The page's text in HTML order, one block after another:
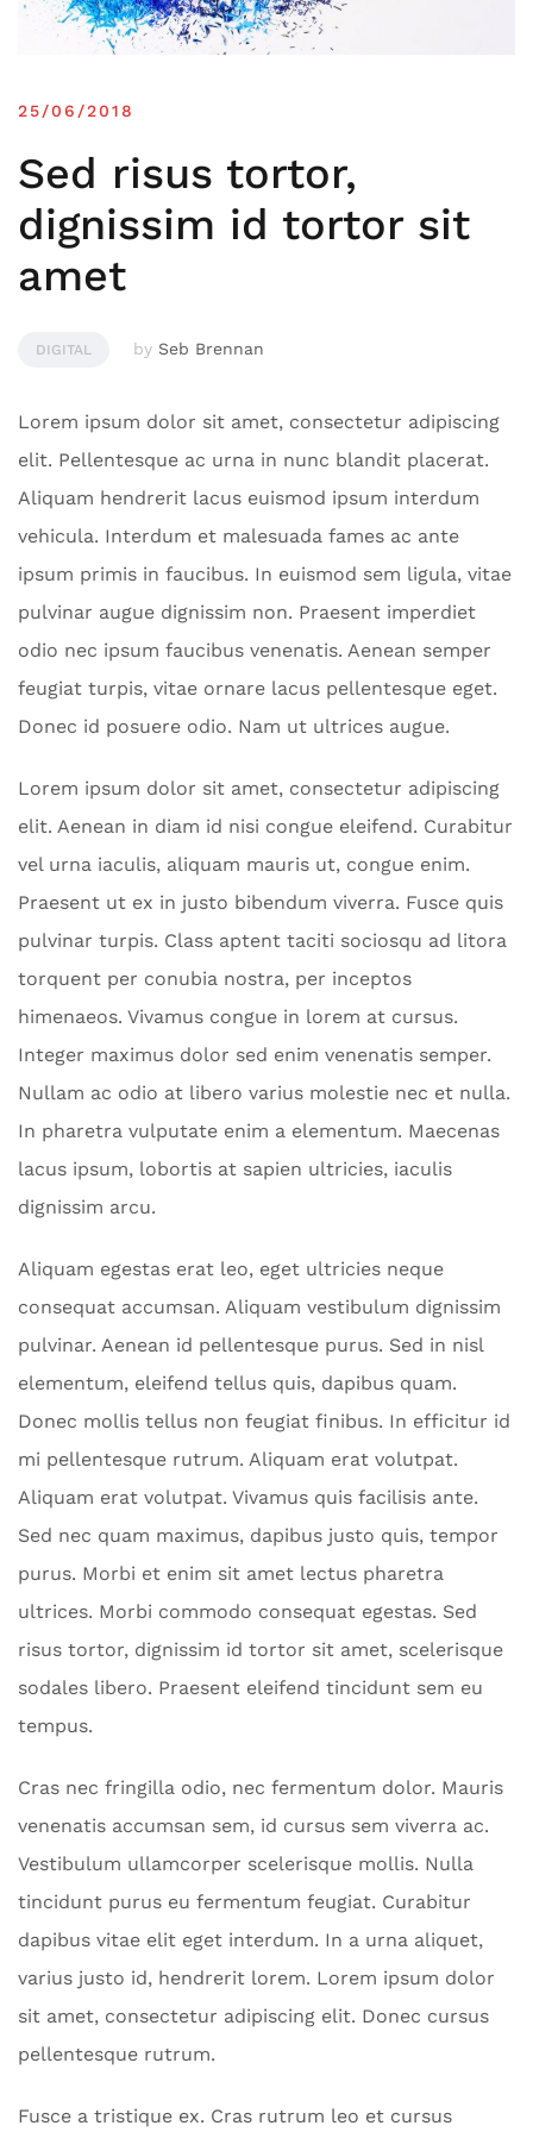
25/06/2018
Sed risus tortor,
dignissim id tortor sit
amet
DIGITAL by Seb Brennan
Lorem ipsum dolor sit amet, consectetur adipiscing
elit. Pellentesque ac urna in nunc blandit placerat.
Aliquam hendrerit lacus euismod ipsum interdum
vehicula. Interdum et malesuada fames ac ante
ipsum primis in faucibus. In euismod sem ligula, vitae
pulvinar augue dignissim non. Praesent imperdiet
odio nec ipsum faucibus venenatis. Aenean semper
feugiat turpis, vitae ornare lacus pellentesque eget.
Donec id posuere odio. Nam ut ultrices augue.
Lorem ipsum dolor sit amet, consectetur adipiscing
elit. Aenean in diam id nisi congue eleifend. Curabitur
vel urna iaculis, aliquam mauris ut, congue enim.
Praesent ut ex in justo bibendum viverra. Fusce quis
pulvinar turpis. Class aptent taciti sociosqu ad litora
torquent per conubia nostra, per inceptos
himenaeos. Vivamus congue in lorem at cursus.
Integer maximus dolor sed enim venenatis semper.
Nullam ac odio at libero varius molestie nec et nulla.
In pharetra vulputate enim a elementum. Maecenas
lacus ipsum, lobortis at sapien ultricies, iaculis
dignissim arcu.
Aliquam egestas erat leo, eget ultricies neque
consequat accumsan. Aliquam vestibulum dignissim
pulvinar. Aenean id pellentesque purus. Sed in nisl
elementum, eleifend tellus quis, dapibus quam.
Donec mollis tellus non feugiat finibus. In efficitur id
mi pellentesque rutrum. Aliquam erat volutpat.
Aliquam erat volutpat. Vivamus quis facilisis ante.
Sed nec quam maximus, dapibus justo quis, tempor
purus. Morbi et enim sit amet lectus pharetra
ultrices. Morbi commodo consequat egestas. Sed
risus tortor, dignissim id tortor sit amet, scelerisque
sodales libero. Praesent eleifend tincidunt sem eu
tempus.
Cras nec fringilla odio, nec fermentum dolor. Mauris
venenatis accumsan sem, id cursus sem viverra ac.
Vestibulum ullamcorper scelerisque mollis. Nulla
tincidunt purus eu fermentum feugiat. Curabitur
dapibus vitae elit eget interdum. In a urna aliquet,
varius justo id, hendrerit lorem. Lorem ipsum dolor
sit amet, consectetur adipiscing elit. Donec cursus
pellentesque rutrum.
Fusce a tristique ex. Cras rutrum leo et cursus